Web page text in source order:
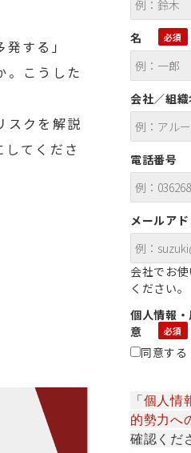
する」
。こうした
スクを解説
てくださ
名
会社／組織
電話番号
メールア
会社でお
ください。
個人情報
意
同意する
「個人情
的勢力へ
確認くだ